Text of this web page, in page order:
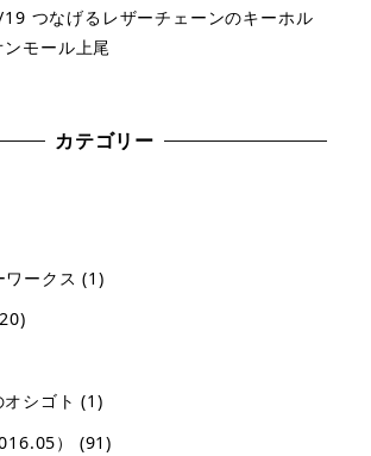
19 つなげるレザーチェーンのキーホル
モール上尾
カテゴリー
ークス (1)
シゴト (1)
）
(91)